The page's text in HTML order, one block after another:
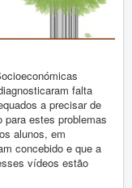
falta
a precisar de
estes problemas
alunos, em
concebido e que a
vídeos estão